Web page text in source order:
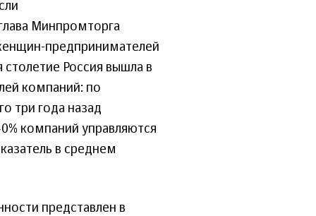
Минпромторга
предпринимателей
Россия вышла в
компаний: по
три года назад
компаний управляются
в среднем
представлен в